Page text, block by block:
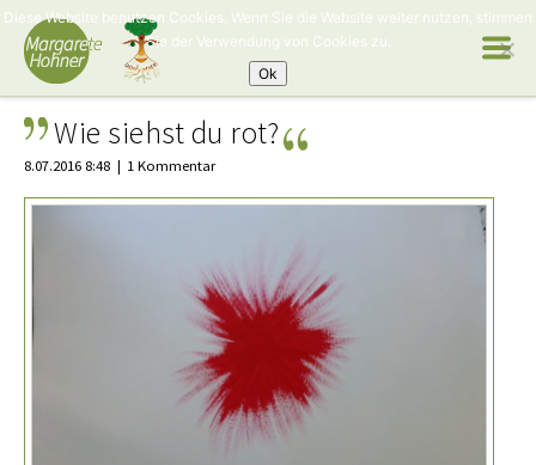
Wie siehst du rot?
8.07.2016 8:48 1 Kommentar
Diese Website benutzen Cookies. Wenn Sie die Website weiter nutzen, stimmen
Sie der Verwendung von Cookies zu.
Ok